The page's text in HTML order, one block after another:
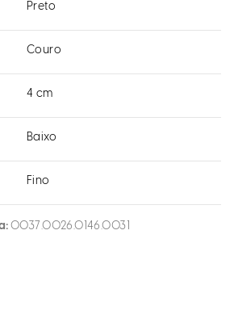
Preto
Couro
4 cm
Baixo
Fino
0037.0026.0146.0031